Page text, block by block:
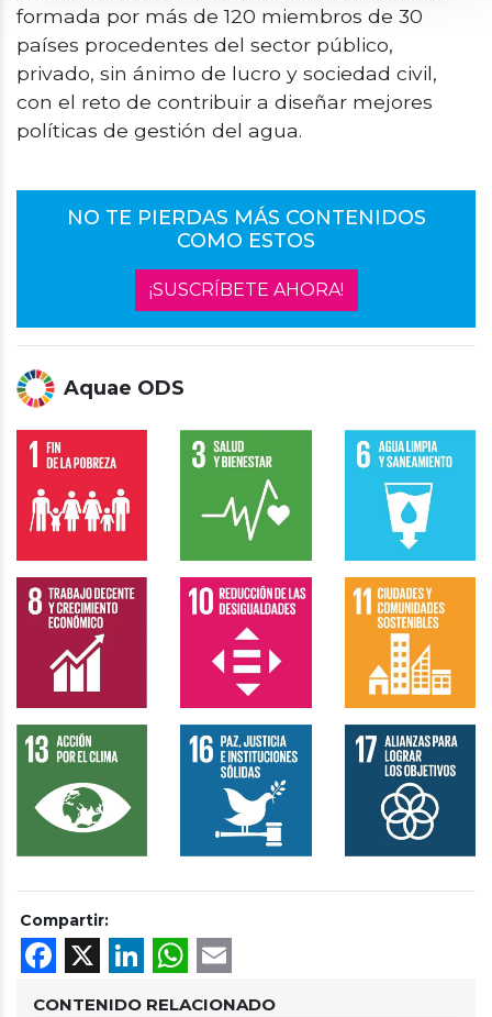
formada por más de 120 miembros de 30
países procedentes del sector público,
privado, sin ánimo de lucro y sociedad civil,
con el reto de contribuir a diseñar mejores
políticas de gestión del agua.
NO TE PIERDAS MÁS CONTENIDOS
COMO ESTOS
¡SUSCRÍBETE AHORA!
Aquae ODS
Compartir:
Facebook
X LinkedIn
WhatsApp
CONTENIDO RELACIONADO